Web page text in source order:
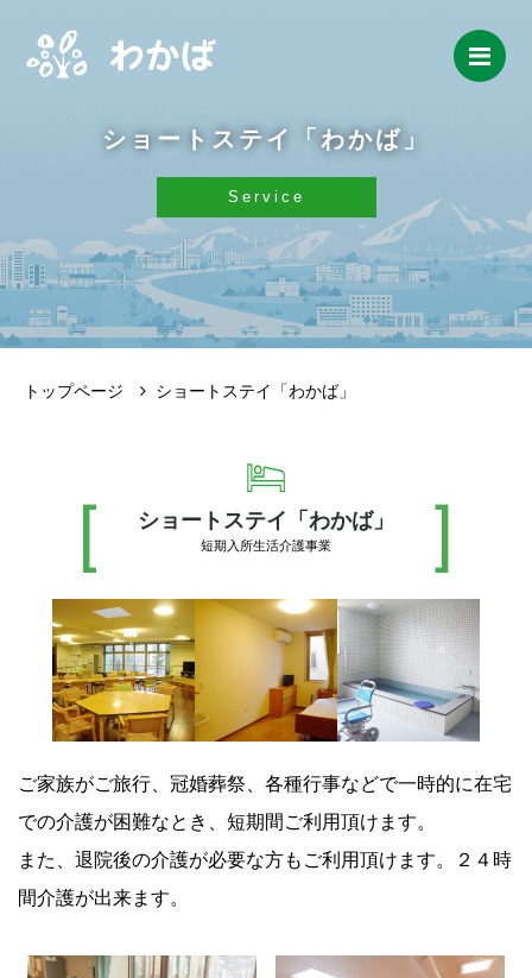
ショートステイ「わかば」
Service
トップページ ショートステイ「わかば」
ショートステイ「わかば」
短期入所生活介護事業
ご家族がご旅行、冠婚葬祭、各種行事などで一時的に在宅
での介護が困難なとき、短期間ご利用頂けます。
また、退院後の介護が必要な方もご利用頂けます。２４時
間介護が出来ます。